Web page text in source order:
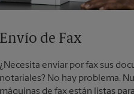
Envío de Fax
¿Necesita enviar por fax sus
notariales? No hay problema.
máquinas de fax están listas